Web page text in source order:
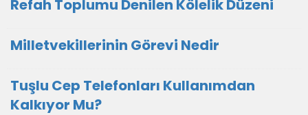
Refah Toplumu Denilen Kölelik Düzeni
Milletvekillerinin Görevi Nedir
Tuşlu Cep Telefonları Kullanımdan
Kalkıyor Mu?